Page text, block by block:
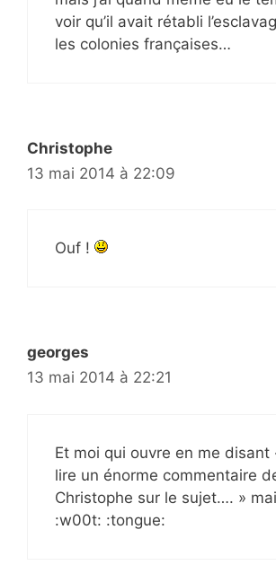
voir qu’il avait rétabli
les colonies françaises…
Christophe
13 mai 2014 à 22:09
Ouf !
georges
13 mai 2014 à 22:21
Et moi qui ouvre en me disant
lire un énorme commentaire
Christophe sur le sujet…. »
:w00t: :tongue: